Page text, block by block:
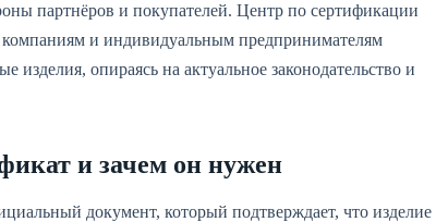
партнёров и покупателей. Центр по сертификации
компаниям и индивидуальным предпринимателям
опираясь на актуальное законодательство и
и зачем он нужен
документ, который подтверждает, что изделие